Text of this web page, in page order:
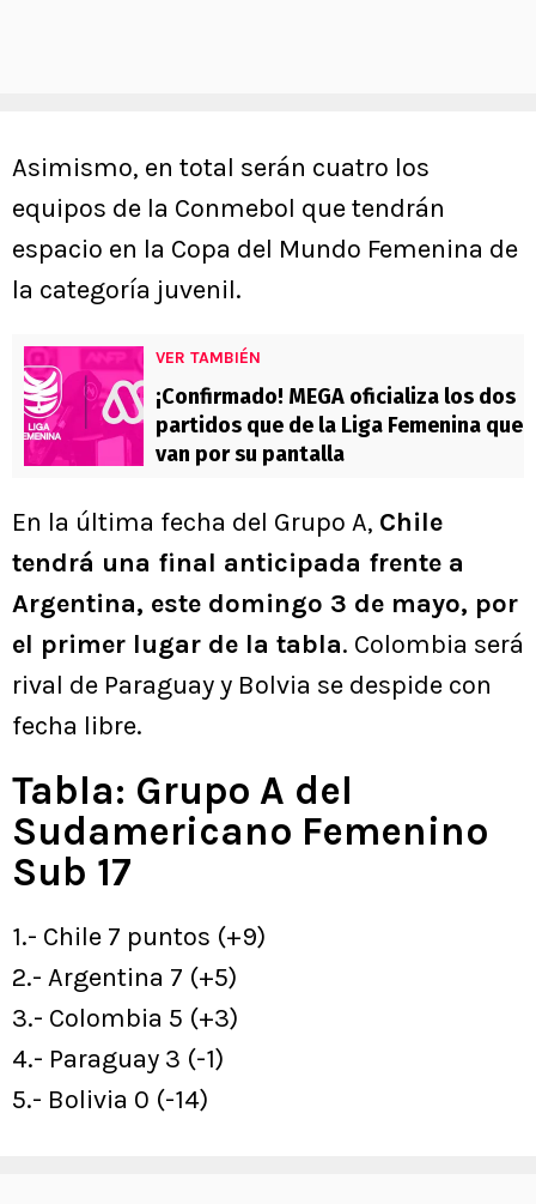
Asimismo, en total serán cuatro los
equipos de la Conmebol que tendrán
espacio en la Copa del Mundo Femenina de
la categoría juvenil.
VER TAMBIÉN
¡Confirmado! MEGA oficializa los dos
partidos que de la Liga Femenina que
van por su pantalla
En la última fecha del Grupo A, Chile
tendrá una final anticipada frente a
Argentina, este domingo 3 de mayo, por
el primer lugar de la tabla. Colombia será
rival de Paraguay y Bolvia se despide con
fecha libre.
Tabla: Grupo A del
Sudamericano Femenino
Sub 17
1.- Chile 7 puntos (+9)
2.- Argentina 7 (+5)
3.- Colombia 5 (+3)
4.- Paraguay 3 (-1)
5.- Bolivia 0 (-14)